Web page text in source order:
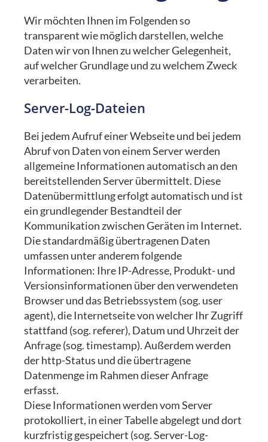
Wir möchten Ihnen im Folgenden so
transparent wie möglich darstellen, welche
Daten wir von Ihnen zu welcher Gelegenheit,
auf welcher Grundlage und zu welchem Zweck
verarbeiten.
Server-Log-Dateien
Bei jedem Aufruf einer Webseite und bei jedem
Abruf von Daten von einem Server werden
allgemeine Informationen automatisch an den
bereitstellenden Server übermittelt. Diese
Datenübermittlung erfolgt automatisch und ist
ein grundlegender Bestandteil der
Kommunikation zwischen Geräten im Internet.
Die standardmäßig übertragenen Daten
umfassen unter anderem folgende
Informationen: Ihre IP-Adresse, Produkt- und
Versionsinformationen über den verwendeten
Browser und das Betriebssystem (sog. user
agent), die Internetseite von welcher Ihr Zugriff
stattfand (sog. referer), Datum und Uhrzeit der
Anfrage (sog. timestamp). Außerdem werden
der http-Status und die übertragene
Datenmenge im Rahmen dieser Anfrage
erfasst.
Diese Informationen werden vom Server
protokolliert, in einer Tabelle abgelegt und dort
kurzfristig gespeichert (sog. Server-Log-